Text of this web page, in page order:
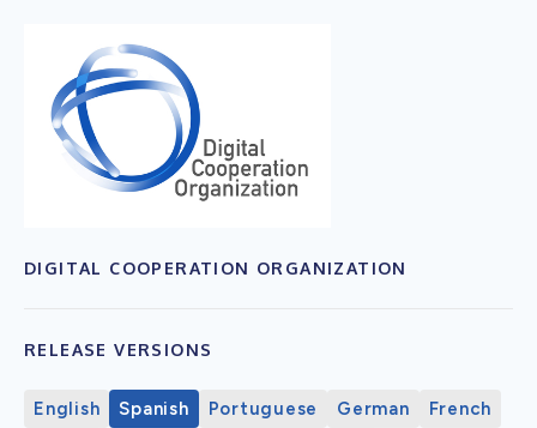
DIGITAL COOPERATION ORGANIZATION
RELEASE VERSIONS
English Spanish Portuguese German
French